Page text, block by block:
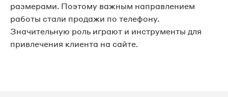
размерами. Поэтому важным направлением
работы стали продажи по телефону.
Значительную роль играют и инструменты для
привлечения клиента на сайте.